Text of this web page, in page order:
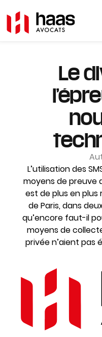
Le
L’utilisation des
moyens de preuve
est de plus en plus
de Paris, dans
qu’encore faut-il
moyens de
privée n’aient pas